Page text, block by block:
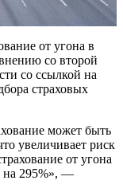
от угона в
со второй
со ссылкой на
страховых
может быть
увеличивает риск
от угона
на 295%», —